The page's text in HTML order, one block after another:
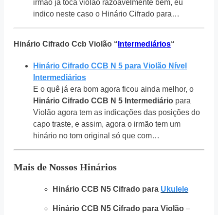
irmão já toca violão razoavelmente bem, eu
indico neste caso o Hinário Cifrado para…
Hinário Cifrado Ccb Violão “ Intermediários“
Hinário Cifrado CCB N 5 para Violão Nível
Intermediários
E o quê já era bom agora ficou ainda melhor, o
Hinário Cifrado CCB N 5 Intermediário para
Violão agora tem as indicações das posições do
capo traste, e assim, agora o irmão tem um
hinário no tom original só que com…
Mais de Nossos Hinários
Hinário CCB N5 Cifrado para Ukulele
Hinário CCB N5 Cifrado para Violão –